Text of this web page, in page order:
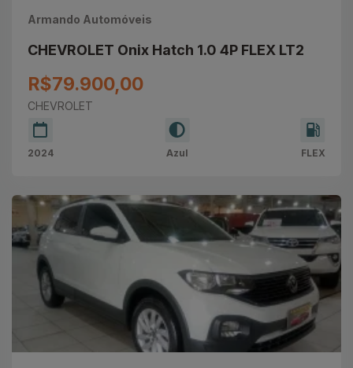
Armando Automóveis
CHEVROLET Onix Hatch 1.0 4P FLEX LT2
R$79.900,00
CHEVROLET
2024 Azul FLEX